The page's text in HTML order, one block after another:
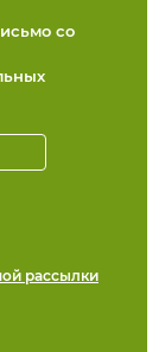
со
рассылки